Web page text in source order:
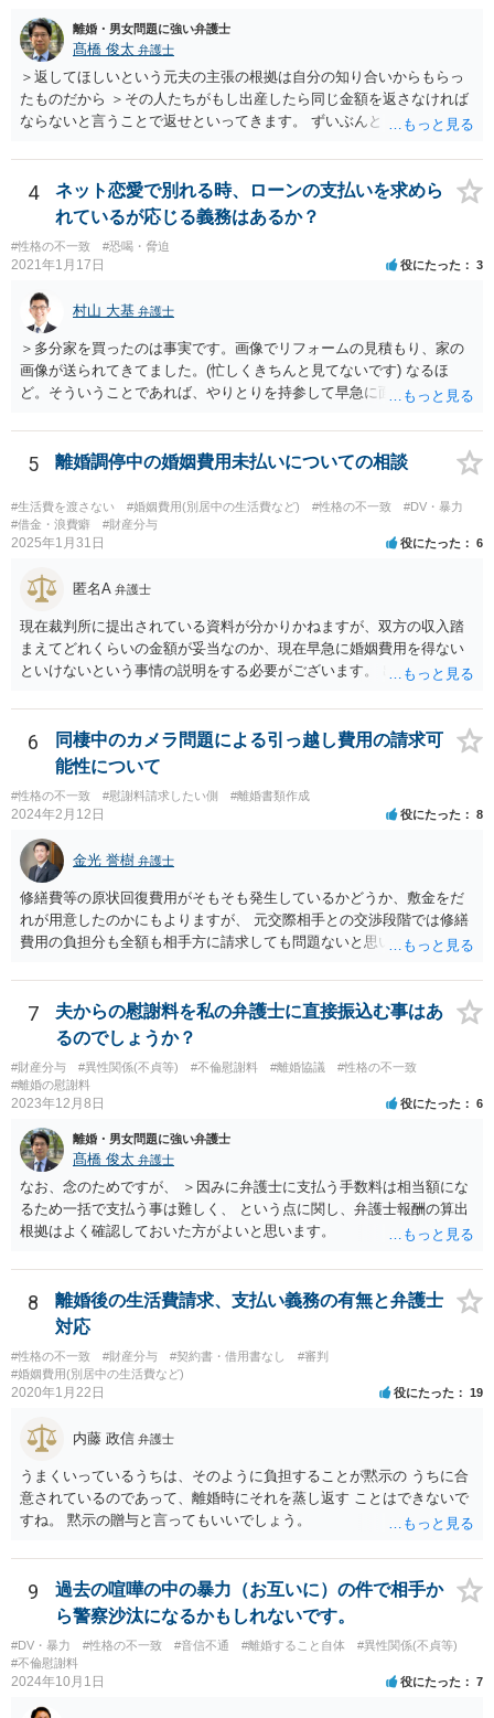
が、ここは信じていただくしかないですし、婚姻費用の金額の合意が
できるかどうかの方が重要だと思います（合意できなれば納得した金
額をもらえないという意味では、奥様の不満は残るからです）。 特別
経費という問題はあるのですが、一般には、収入から婚姻費用は定め
られ、全ての生活費が入っていると見ます。奥様の利益のために支払
っている費用については、婚姻費用から引くことも相当だと思いま
離婚・男女問題に強い弁護士
髙橋 俊太 弁護士
＞返してほしいという元夫の主張の根拠は自分の知り合いからもらっ
たものだから ＞その人たちがもし出産したら同じ金額を返さなければ
ならないと言うことで返せといってきます。 ずいぶんとトリッキーな
さなければならない】ということですが、元夫がご友人に出産祝いを
贈る場合、その意味合いは贈与・お祝いであって返礼（≒内祝い）で
はないはずです。（というより、返礼義務履行のような意味合いだと
したら、出産祝いを受け取る側も気持ちの問題として嫌なのではない
でしょうか。） いずれにしましても、貴方に返還義務はないので応じ
る必要はありません。あまりにしつこいようであれば、弁護士から内
容証明などで通知すれば止まるのではないかと思います。
4
ネット恋愛で別れる時、ローンの支払いを求めら
れているが応じる義務はあるか？
#性格の不一致 #恐喝・脅迫
2021年1月17日 役にたった 3
村山 大基 弁護士
＞多分家を買ったのは事実です。画像でリフォームの見積もり、家の
画像が送られてきてました。(忙しくきちんと見てないです) なるほ
ど。そういうことであれば、やりとりを持参して早急に面談相談に行
5 離婚調停中の婚姻費用未払いについての相談
#生活費を渡さない #婚姻費用(別居中の生活費など) #性格の不一致
#DV・暴力
#借金・浪費癖
#財産分与
2025年1月31日 役にたった 6
匿名A 弁護士
現在裁判所に提出されている資料が分かりかねますが、双方の収入踏
まえてどれくらいの金額が妥当なのか、現在早急に婚姻費用を得ない
といけないという事情の説明をする必要がございます。 出来なくはな
収入にもよりますが、弁護士費用を拠出することが困難でも法テラス
の利用等もございますので全体的な方針の相談をされることをおすす
めします。
6
同棲中のカメラ問題による引っ越し費用の請求可
能性について
#性格の不一致 #慰謝料請求したい側 #離婚書類作成
2024年2月12日 役にたった 8
金光 誉樹 弁護士
修繕費等の原状回復費用がそもそも発生しているかどうか、敷金をだ
れが用意したのかにもよりますが、 元交際相手との交渉段階では修繕
費用の負担分も全額も相手方に請求しても問題ないと思います。 少な
用は相手方がその危険を引き受けたと捉えることもできます。修繕費
用が争われる場合も、最低でも折半で対応するのが公平と考えます。
7
夫からの慰謝料を私の弁護士に直接振込む事はあ
るのでしょうか？
#財産分与 #異性関係(不貞等) #不倫慰謝料 #離婚協議
#性格の不一致
#離婚の慰謝料
2023年12月8日 役にたった 6
離婚・男女問題に強い弁護士
髙橋 俊太 弁護士
なお、念のためですが、 ＞因みに弁護士に支払う手数料は相当額にな
るため一括で支払う事は難しく、 という点に関し、弁護士報酬の算出
根拠はよく確認しておいた方がよいと思います。
8
離婚後の生活費請求、支払い義務の有無と弁護士
対応
#性格の不一致 #財産分与 #契約書・借用書なし
#審判
#婚姻費用(別居中の生活費など)
2020年1月22日 役にたった 19
内藤 政信 弁護士
うまくいっているうちは、そのように負担することが黙示の うちに合
意されているのであって、離婚時にそれを蒸し返す ことはできないで
すね。 黙示の贈与と言ってもいいでしょう。
9
過去の喧嘩の中の暴力（お互いに）の件で相手か
ら警察沙汰になるかもしれないです。
#DV・暴力 #性格の不一致 #音信不通 #離婚すること自体
#異性関係(不貞等)
#不倫慰謝料
2024年10月1日 役にたった 7